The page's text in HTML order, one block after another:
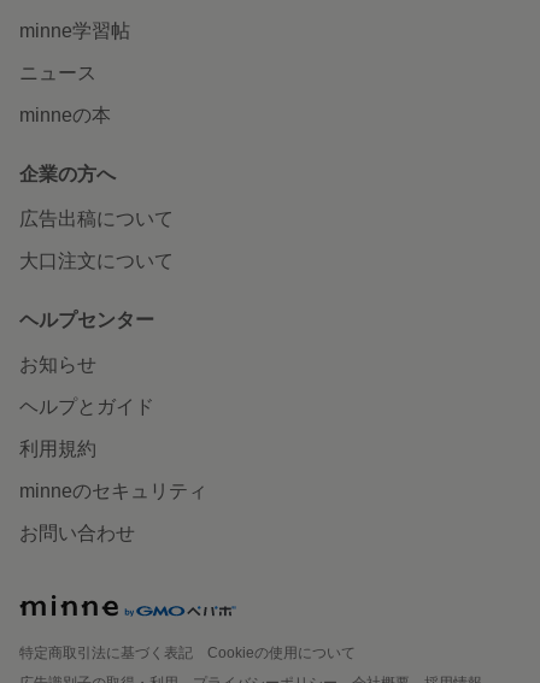
minne学習帖
ニュース
minneの本
企業の方へ
広告出稿について
大口注文について
ヘルプセンター
お知らせ
ヘルプとガイド
利用規約
minneのセキュリティ
お問い合わせ
特定商取引法に基づく表記
Cookieの使用について